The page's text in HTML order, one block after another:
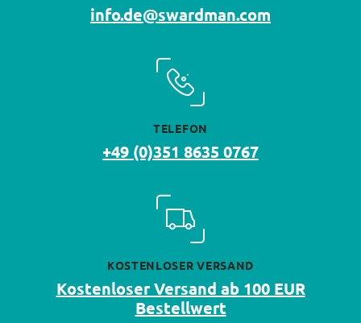
info.de@swardman.com
TELEFON
+49 (0)351 8635 0767
KOSTENLOSER VERSAND
Kostenloser Versand ab 100 EUR
Bestellwert